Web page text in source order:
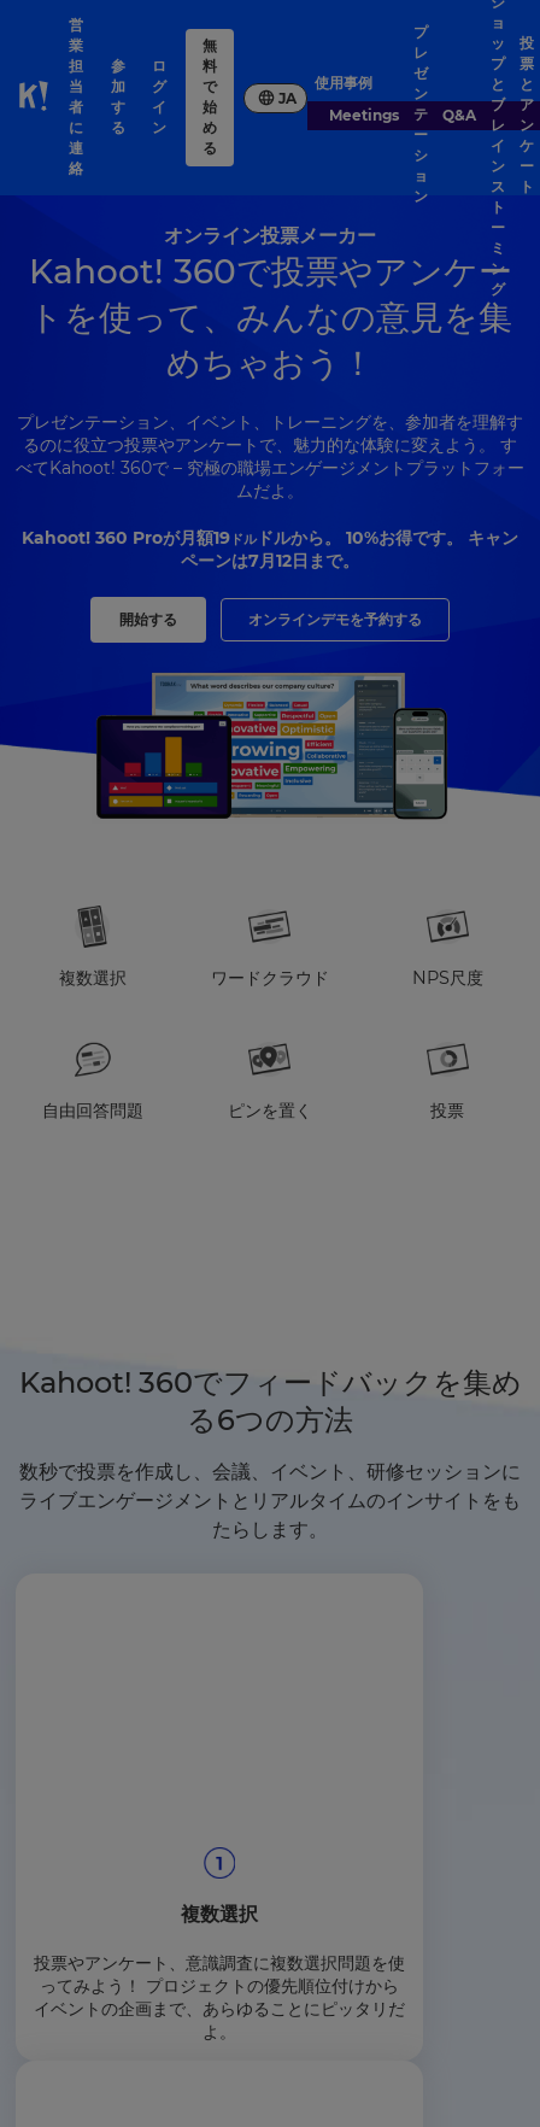
Skip to Page content
営
業
担
当
者
に
連
絡
参
加
す
る
ロ
グ
イ
ン
無
料
で
始
め
る
JA
使用事例
Meetings
プ
レ
ゼ
ン
テ
ー
シ
ョ
ン
Q&A
ョ
ッ
プ
と
ブ
レ
イ
ン
ス
ト
ー
ミ
ン
グ
投
票
と
ア
ン
ケ
ー
ト
オンライン投票メーカー
Kahoot! 360で投票やアンケー
トを使って、みんなの意見を集
めちゃおう！
プレゼンテーション、イベント、トレーニングを、参加者を理解す
るのに役立つ投票やアンケートで、魅力的な体験に変えよう。 す
べてKahoot! 360で – 究極の職場エンゲージメントプラットフォー
ムだよ。
Kahoot! 360 Proが月額19 ドルドルから。 10%お得です。 キャン
ペーンは7月12日まで。
開始する オンラインデモを予約する
複数選択 ワードクラウド NPS尺度
自由回答問題 ピンを置く 投票
Kahoot! 360でフィードバックを集め
る6つの方法
数秒で投票を作成し、会議、イベント、研修セッションに
ライブエンゲージメントとリアルタイムのインサイトをも
たらします。
複数選択
投票やアンケート、意識調査に複数選択問題を使
ってみよう！ プロジェクトの優先順位付けから
イベントの企画まで、あらゆることにピッタリだ
よ。